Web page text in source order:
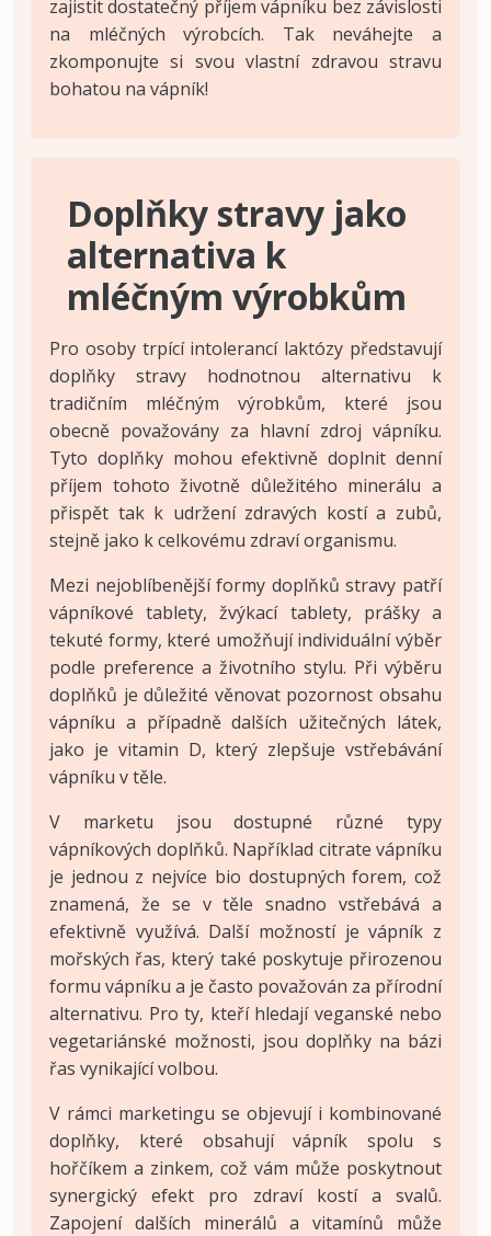
zajistit dostatečný příjem vápníku bez závislosti
na mléčných výrobcích. Tak neváhejte a
zkomponujte si svou vlastní zdravou stravu
bohatou na vápník!
Doplňky stravy jako
alternativa k
mléčným výrobkům
Pro osoby trpící intolerancí laktózy představují
doplňky stravy hodnotnou alternativu k
tradičním mléčným výrobkům, které jsou
obecně považovány za hlavní zdroj vápníku.
Tyto doplňky mohou efektivně doplnit denní
příjem tohoto životně důležitého minerálu a
přispět tak k udržení zdravých kostí a zubů,
stejně jako k celkovému zdraví organismu.
Mezi nejoblíbenější formy doplňků stravy patří
vápníkové tablety, žvýkací tablety, prášky a
tekuté formy, které umožňují individuální výběr
podle preference a životního stylu. Při výběru
doplňků je důležité věnovat pozornost obsahu
vápníku a případně dalších užitečných látek,
jako je vitamin D, který zlepšuje vstřebávání
vápníku v těle.
V marketu jsou dostupné různé typy
vápníkových doplňků. Například citrate vápníku
je jednou z nejvíce bio dostupných forem, což
znamená, že se v těle snadno vstřebává a
efektivně využívá. Další možností je vápník z
mořských řas, který také poskytuje přirozenou
formu vápníku a je často považován za přírodní
alternativu. Pro ty, kteří hledají veganské nebo
vegetariánské možnosti, jsou doplňky na bázi
řas vynikající volbou.
V rámci marketingu se objevují i kombinované
doplňky, které obsahují vápník spolu s
hořčíkem a zinkem, což vám může poskytnout
synergický efekt pro zdraví kostí a svalů.
Zapojení dalších minerálů a vitamínů může